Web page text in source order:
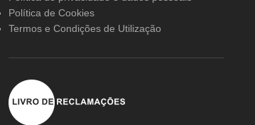
Política de Cookies
Termos e Condições de Utilização